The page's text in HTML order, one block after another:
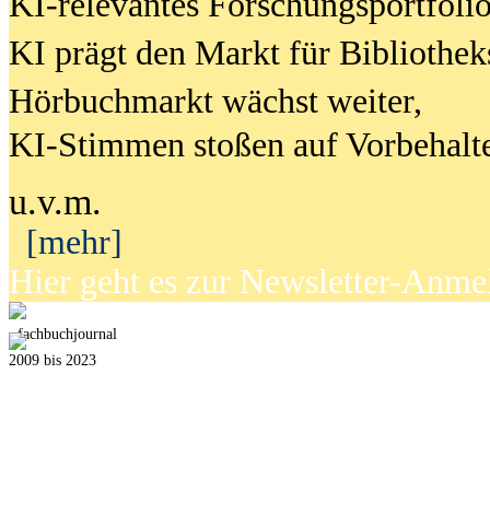
KI prägt den Markt für
Hörbuchmarkt wächst weiter,
KI-Stimmen stoßen auf
u.v.m.
[mehr]
Hier geht es zur Newsletter-
fachbuchjournal
2009 bis 2023